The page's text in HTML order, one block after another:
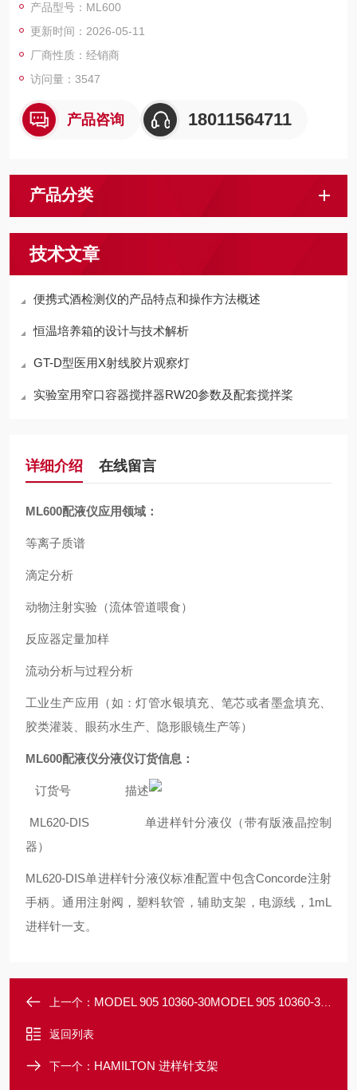
产品型号：ML600
更新时间：2026-05-11
厂商性质：经销商
访问量：3547
产品咨询 18011564711
产品分类
技术文章
便携式酒检测仪的产品特点和操作方法概述
恒温培养箱的设计与技术解析
GT-D型医用X射线胶片观察灯
实验室用窄口容器搅拌器RW20参数及配套搅拌桨
详细介绍 在线留言
ML600配液仪应用领域：
等离子质谱
滴定分析
动物注射实验（流体管道喂食）
反应器定量加样
流动分析与过程分析
工业生产应用（如：灯管水银填充、笔芯或者墨盒填充、
胶类灌装、眼药水生产、隐形眼镜生产等）
ML600配液仪分液仪订货信息：
订货号 描述
ML620-DIS 单进样针分液仪（带有版液晶控制
器）
ML620-DIS单进样针分液仪标准配置中包含Concorde注射
手柄。通用注射阀，塑料软管，辅助支架，电源线，1mL
进样针一支。
上一个： MODEL 905 10360-30MODEL 905 10360-30台式食品包装氧气检测仪
返回列表
下一个： HAMILTON 进样针支架